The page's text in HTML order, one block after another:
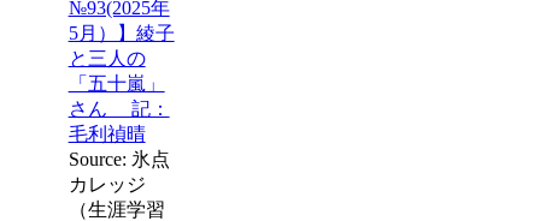
№93(2025年
5月）】綾子
と三人の
「五十嵐」
さん 記：
毛利禎晴
Source: 氷点
カレッジ
（生涯学習